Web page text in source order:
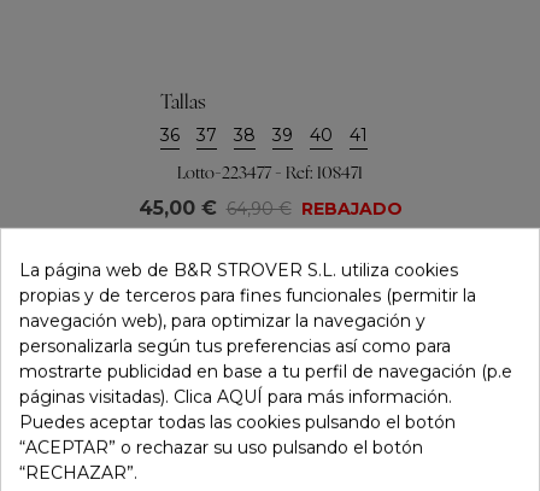
Tallas
36 37 38 39 40 41
Lotto-223477 - Ref: 108471
45,00 € 64,90 € REBAJADO
La página web de B&R STROVER S.L. utiliza cookies
propias y de terceros para fines funcionales (permitir la
navegación web), para optimizar la navegación y
personalizarla según tus preferencias así como para
mostrarte publicidad en base a tu perfil de navegación (p.e
páginas visitadas). Clica AQUÍ para más información.
Puedes aceptar todas las cookies pulsando el botón
“ACEPTAR” o rechazar su uso pulsando el botón
“RECHAZAR”.